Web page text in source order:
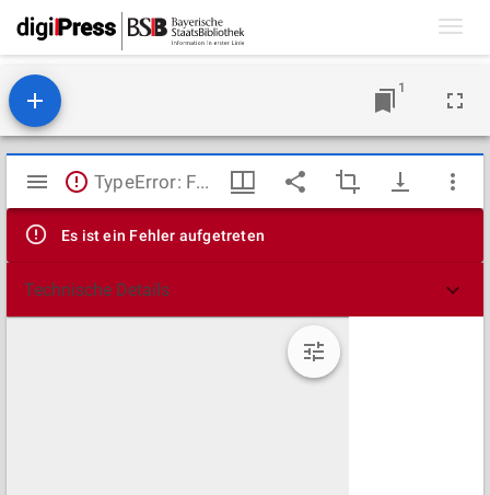
1
Mirador
Viewer
TypeError: Failed to fetch
Es ist ein Fehler aufgetreten
Technische Details